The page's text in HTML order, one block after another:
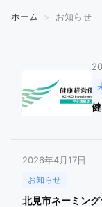
ホーム お知らせ
2026年4月17日
お知らせ
北見市ネーミン